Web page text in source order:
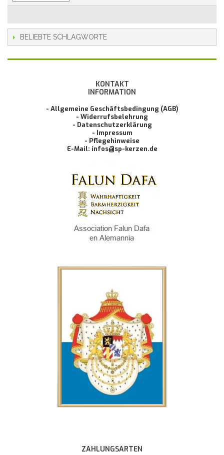
BELIEBTE SCHLAGWORTE
KONTAKT
INFORMATION
- Allgemeine Geschäftsbedingung (AGB)
- Widerrufsbelehrung
- Datenschutzerklärung
- Impressum
- Pflegehinweise
E-Mail: infos@sp-kerzen.de
ZAHLUNGSARTEN